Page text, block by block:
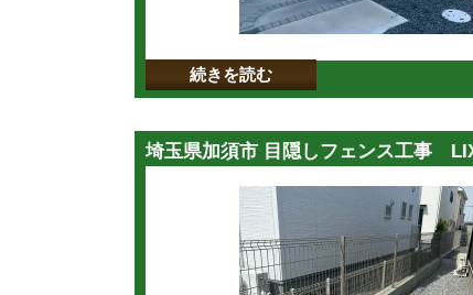
続きを読む
埼玉県加須市 目隠しフェンス工事